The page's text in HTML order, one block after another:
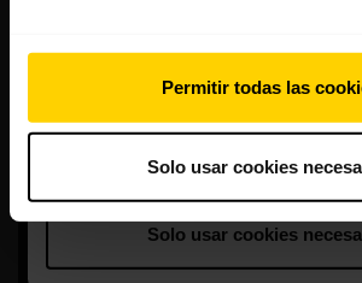
Permitir todas las
Solo usar cookies